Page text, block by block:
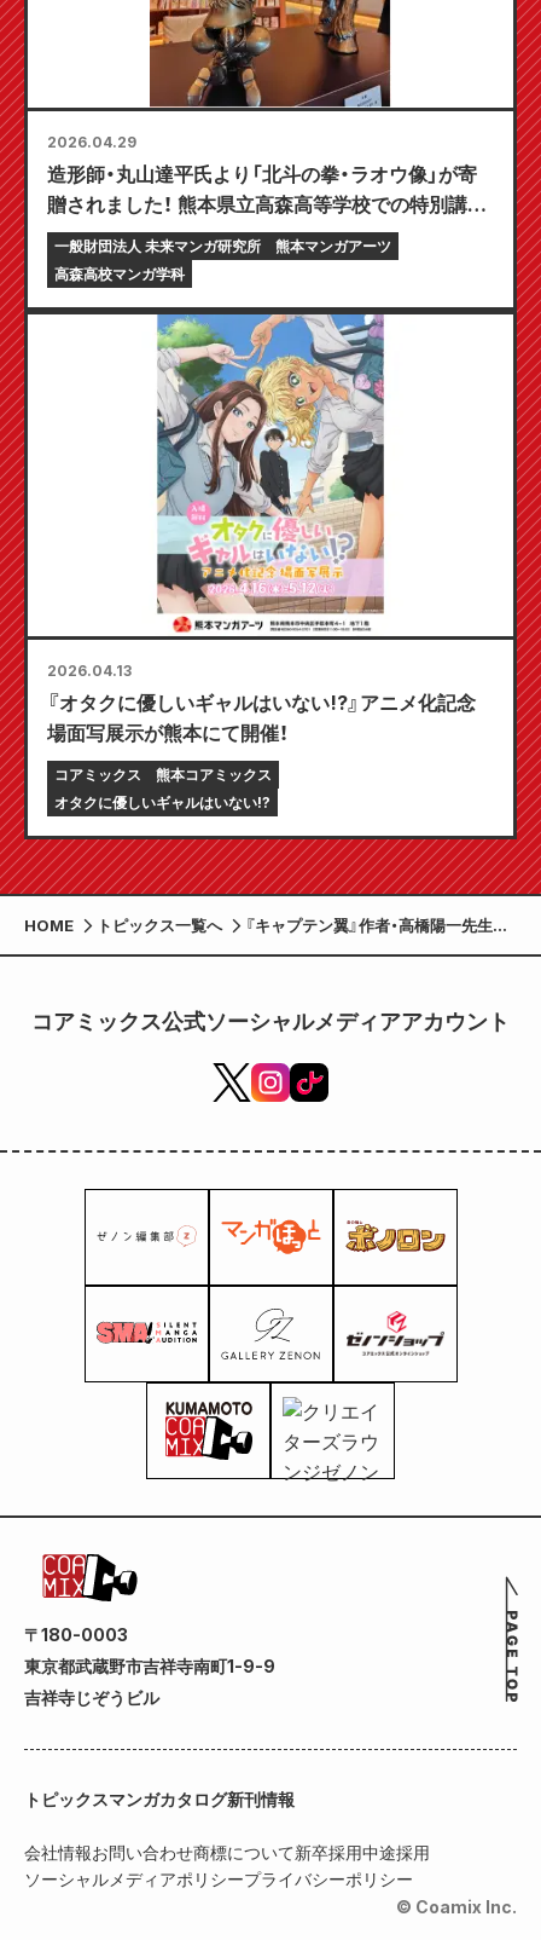
2026.04.29
造形師・丸山達平氏より「北斗の拳・ラオウ像」が寄
贈されました！ 熊本県立高森高等学校での特別講義
も開催
一般財団法人 未来マンガ研究所
熊本マンガアーツ
高森高校マンガ学科
2026.04.13
『オタクに優しいギャルはいない!?』アニメ化記念
場面写展示が熊本にて開催！
コアミックス
熊本コアミックス
オタクに優しいギャルはいない!?
HOME トピックス一覧へ
『キャプテン翼』作者・高橋陽一先生が
コアミックス公式ソーシャルメディアアカウント
〒180-0003
東京都武蔵野市吉祥寺南町1-9-9
吉祥寺じぞうビル
トピックスマンガカタログ新刊情報
会社情報お問い合わせ商標について新卒採用中途採用
ソーシャルメディアポリシープライバシーポリシー
© Coamix Inc.